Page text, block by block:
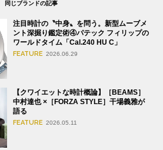
同じブランドの記事
注目時計の〝中身〟を問う。新型ムーブメ
ント深掘り鑑定術④パテック フィリップの
ワールドタイム「Cal.240 HU C」
FEATURE 2026.06.29
【クワイエットな時計概論】［BEAMS］
中村達也 ×［FORZA STYLE］干場義雅が
語る
FEATURE 2026.05.11